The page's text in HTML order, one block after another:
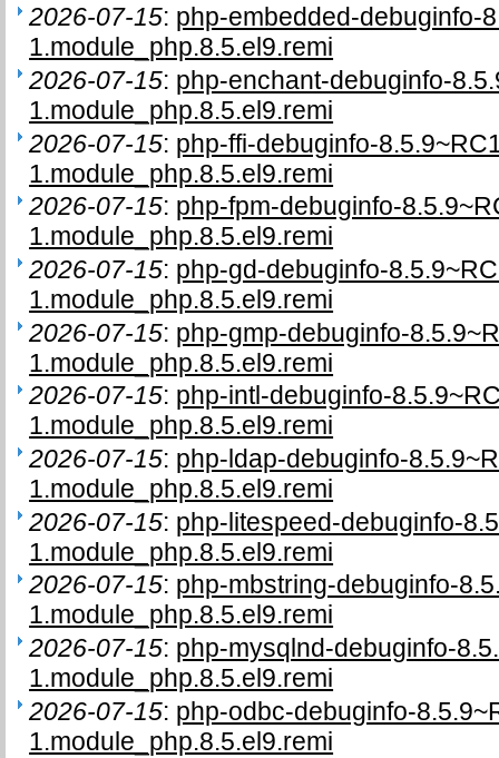
2026-07-15: php-embedded-debuginfo-
1.module_php.8.5.el9.remi
2026-07-15: php-enchant-debuginfo-
1.module_php.8.5.el9.remi
2026-07-15: php-ffi-debuginfo-
1.module_php.8.5.el9.remi
2026-07-15: php-fpm-debuginfo-
1.module_php.8.5.el9.remi
2026-07-15: php-gd-debuginfo-
1.module_php.8.5.el9.remi
2026-07-15: php-gmp-debuginfo-
1.module_php.8.5.el9.remi
2026-07-15: php-intl-debuginfo-
1.module_php.8.5.el9.remi
2026-07-15: php-ldap-debuginfo-
1.module_php.8.5.el9.remi
2026-07-15: php-litespeed-debuginfo-
1.module_php.8.5.el9.remi
2026-07-15: php-mbstring-debuginfo-
1.module_php.8.5.el9.remi
2026-07-15: php-mysqlnd-debuginfo-
1.module_php.8.5.el9.remi
2026-07-15: php-odbc-debuginfo-
1.module_php.8.5.el9.remi